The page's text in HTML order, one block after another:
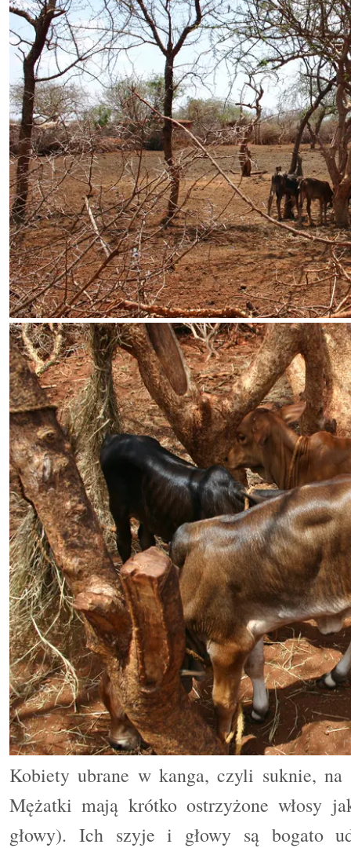
Kobiety ubrane w kanga, czyli suknie,
Mężatki mają krótko ostrzyżone włosy
głowy). Ich szyje i głowy są bogato